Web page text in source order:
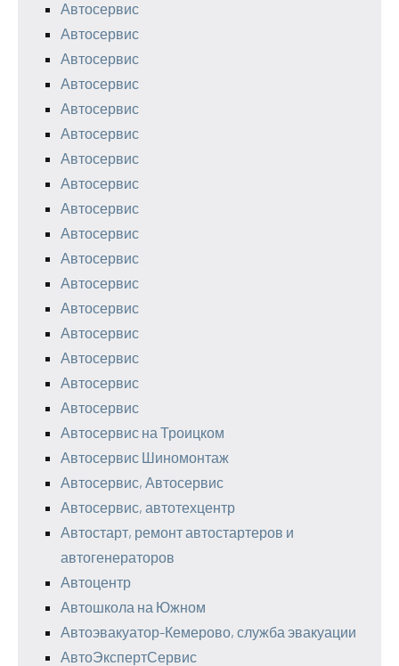
Автосервис
Автосервис
Автосервис
Автосервис
Автосервис
Автосервис
Автосервис
Автосервис
Автосервис
Автосервис
Автосервис
Автосервис
Автосервис
Автосервис
Автосервис
Автосервис
Автосервис
Автосервис на Троицком
Автосервис Шиномонтаж
Автосервис, Автосервис
Автосервис, автотехцентр
Автостарт, ремонт автостартеров и
автогенераторов
Автоцентр
Автошкола на Южном
Автоэвакуатор-Кемерово, служба эвакуации
АвтоЭкспертСервис